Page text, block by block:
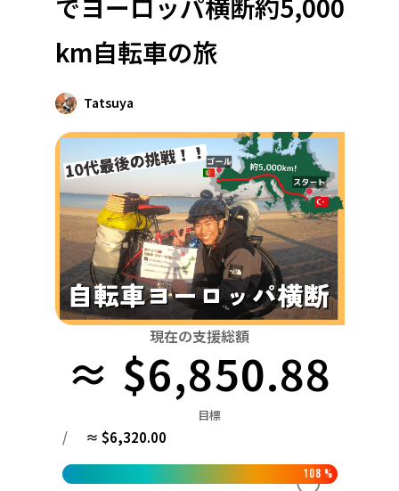
近畿
中国
四国
九州・沖縄
環境・エシカル
人権・マイノリティ
地域からさがす
北海道・東北
青森 岩手 宮城 秋田 山形
栃木 群馬 埼玉 千葉 東京
富山 石川 福井 山梨 長野
滋賀 京都 大阪 兵庫 奈良
岡山 広島 山口
愛媛 高知
佐賀 長崎
でヨーロッパ横断約5,000
km自転車の旅
Tatsuya
現在の支援総額
≈ $6,850.88
目標
/ ≈ $6,320.00
108 %